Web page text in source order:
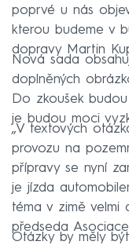
poprvé u nás
kterou budeme v
dopravy Martin
Nová sada
doplněných
Do zkoušek
je budou moci
„V textových
provozu na
přípravy se nyní
je jízda
téma v zimě velmi
předseda
Otázky by měly